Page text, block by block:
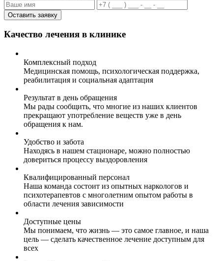
Оставить заявку
Качество лечения в клинике
Комплексный подход
Медицинская помощь, психологическая поддержка,
реабилитация и социальная адаптация
Результат в день обращения
Мы рады сообщить, что многие из наших клиентов
прекращают употребление веществ уже в день
обращения к нам.
Удобство и забота
Находясь в нашем стационаре, можно полностью
довериться процессу выздоровления
Квалифицированный персонал
Наша команда состоит из опытных наркологов и
психотерапевтов с многолетним опытом работы в
области лечения зависимости
Доступные цены
Мы понимаем, что жизнь — это самое главное, и наша
цель — сделать качественное лечение доступным для
всех